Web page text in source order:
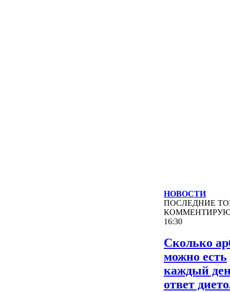
НОВОСТИ
ПОСЛЕДНИЕ
16:30
Сколько
можно есть
каждый
ответ